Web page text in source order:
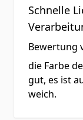
Schnelle
Bewertung
die Farbe
gut, es ist
weich.